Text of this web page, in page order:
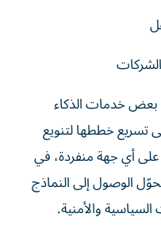
بعض خدمات الذكاء
تسريع خططها لتنويع
على أي جهة منفردة، في
الوصول إلى النماذج
والأمنية.